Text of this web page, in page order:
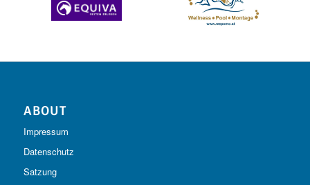
ABOUT
Impressum
Datenschutz
Satzung